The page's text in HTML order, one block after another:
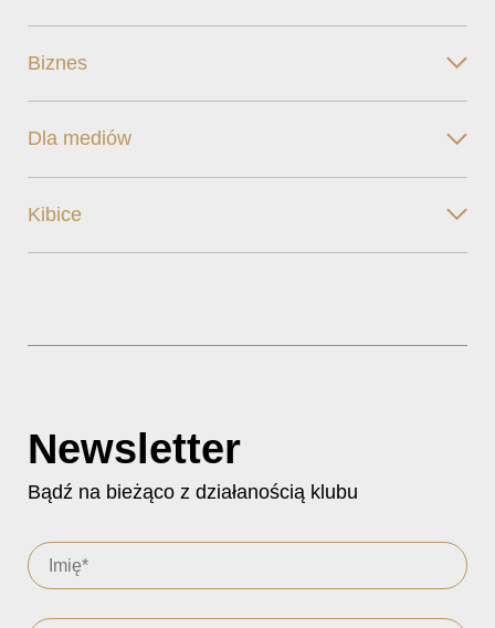
Biznes
Dla mediów
Kibice
Newsletter
Bądź na bieżąco z działanością klubu